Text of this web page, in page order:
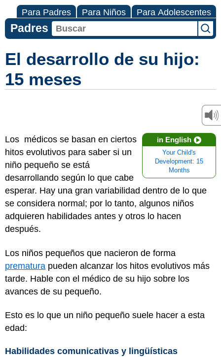
Para Padres Para Niños Para Adolescentes
Padres
El desarrollo de su hijo:
15 meses
in English
Your Child's
Development: 15
Months
Los médicos se basan en ciertos
hitos evolutivos para saber si un
niño pequeño se está
desarrollando según lo que cabe
esperar. Hay una gran variabilidad dentro de lo que
se considera normal; por lo tanto, algunos niños
adquieren habilidades antes y otros lo hacen
después.
Los niños pequeños que nacieron de forma
prematura pueden alcanzar los hitos evolutivos más
tarde. Hable con el médico de su hijo sobre los
avances de su pequeño.
Esto es lo que un niño pequeño suele hacer a esta
edad:
Habilidades comunicativas y lingüísticas